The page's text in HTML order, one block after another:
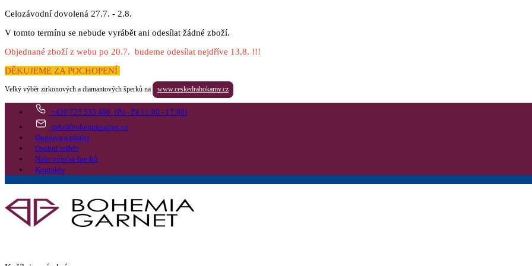
Celozávodní dovolená 27.7. - 2.8.
V tomto termínu se nebude vyrábět ani odesílat žádné zboží.
Objednané zboží z webu po 20.7. budeme odesílat nejdříve 13.8. !!!
DĚKUJEME ZA POCHOPENÍ
Velký výběr zirkonových a diamantových šperků na www.ceskedrahokamy.cz
+420 725 535 406 (Po - Pá 11:00 - 17:00)
info@bohemiagarnet.cz
Doprava a platba
Osobní odběr
Naše výroba šperků
Kontakty